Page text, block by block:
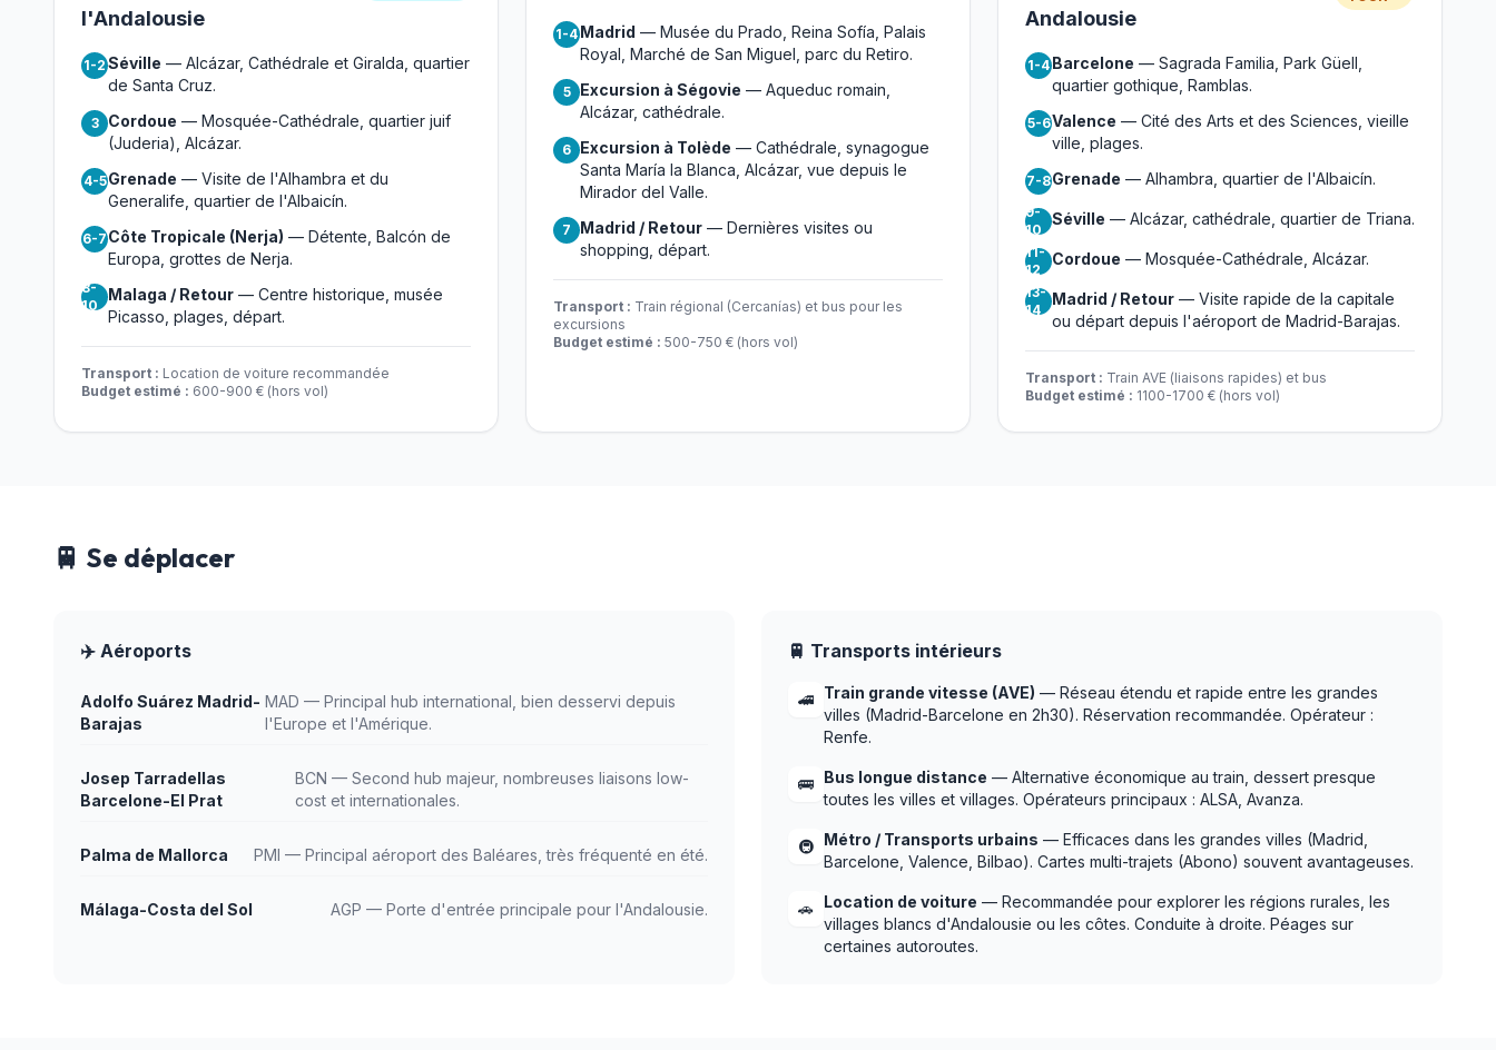
l'Andalousie
1-2 Séville — Alcázar, Cathédrale et Giralda, quartier
de Santa Cruz.
3 Cordoue — Mosquée-Cathédrale, quartier juif
(Juderia), Alcázar.
4-5Grenade — Visite de l'Alhambra et du
Generalife, quartier de l'Albaicín.
6-7Côte Tropicale (Nerja) — Détente, Balcón de
Europa, grottes de Nerja.
8-
10
Malaga / Retour — Centre historique, musée
Picasso, plages, départ.
Transport : Location de voiture recommandée
Budget estimé : 600-900 € (hors vol)
1-4 Madrid — Musée du Prado, Reina Sofía, Palais
Royal, Marché de San Miguel, parc du Retiro.
5 Excursion à Ségovie — Aqueduc romain,
Alcázar, cathédrale.
6 Excursion à Tolède — Cathédrale, synagogue
Santa María la Blanca, Alcázar, vue depuis le
Mirador del Valle.
7 Madrid / Retour — Dernières visites ou
shopping, départ.
Transport : Train régional (Cercanías) et bus pour les
excursions
Budget estimé : 500-750 € (hors vol)
Andalousie
1-4 Barcelone — Sagrada Familia, Park Güell,
quartier gothique, Ramblas.
5-6Valence — Cité des Arts et des Sciences, vieille
ville, plages.
7-8Grenade — Alhambra, quartier de l'Albaicín.
9-
10
Séville — Alcázar, cathédrale, quartier de Triana.
11-
12
Cordoue — Mosquée-Cathédrale, Alcázar.
13-
14
Madrid / Retour — Visite rapide de la capitale
ou départ depuis l'aéroport de Madrid-Barajas.
Transport : Train AVE (liaisons rapides) et bus
Budget estimé : 1100-1700 € (hors vol)
🚆 Se déplacer
✈️ Aéroports
Adolfo Suárez Madrid-
Barajas
MAD — Principal hub international, bien desservi depuis
l'Europe et l'Amérique.
Josep Tarradellas
Barcelone-El Prat
BCN — Second hub majeur, nombreuses liaisons low-
cost et internationales.
Palma de Mallorca PMI — Principal aéroport des Baléares, très fréquenté en été.
Málaga-Costa del Sol AGP — Porte d'entrée principale pour l'Andalousie.
🚆 Transports intérieurs
🚄 Train grande vitesse (AVE) — Réseau étendu et rapide entre les grandes
villes (Madrid-Barcelone en 2h30). Réservation recommandée. Opérateur :
Renfe.
🚌 Bus longue distance — Alternative économique au train, dessert presque
toutes les villes et villages. Opérateurs principaux : ALSA, Avanza.
🚇 Métro / Transports urbains — Efficaces dans les grandes villes (Madrid,
Barcelone, Valence, Bilbao). Cartes multi-trajets (Abono) souvent avantageuses.
🚗 Location de voiture — Recommandée pour explorer les régions rurales, les
villages blancs d'Andalousie ou les côtes. Conduite à droite. Péages sur
certaines autoroutes.